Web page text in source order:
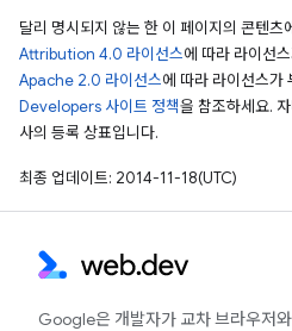
달리 명시되지 않는 한 이 페이지의 콘텐츠
Attribution 4.0 라이선스에 따라 라이선
Apache 2.0 라이선스에 따라 라이선스가
Developers 사이트 정책을 참조하세요.
사의 등록 상표입니다.
최종 업데이트: 2014-11-18(UTC)
Google은 개발자가 교차 브라우저